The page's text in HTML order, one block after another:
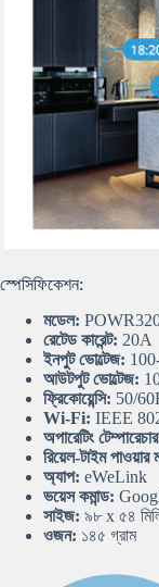
স্পেসিফিকেশন:
মডেল:
রেটেড কারেন্ট: 20A
ইনপুট ভোল্টেজ:
আউটপুট ভোল্টেজ:
ফ্রিকোয়েন্সি: 50/
Wi-Fi: IEEE
অপারেটিং
রিয়েল-টাইম পাওয়ার
অ্যাপ: eWeLink
ভয়েস কমান্ড:
সাইজ: ৯৮ x ৫৪
ওজন: ১৪৫ গ্রাম